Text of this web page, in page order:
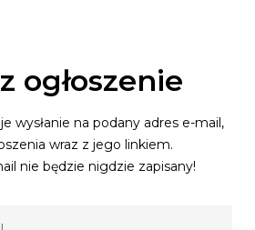
ogłoszenie
wysłanie na podany adres e-mail,
wraz z jego linkiem.
nie będzie nigdzie zapisany!